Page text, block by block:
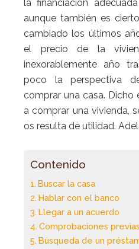
la financiación
aunque también es
cambiado los últimos
el precio de la
inexorablemente año
poco la perspectiva
comprar una casa. Dicho
a comprar una vivienda,
os resulta de utilidad.
Contenido
Buscar la casa
Hablar con el banco
Llegar a un acuerdo
Comprobaciones previas
Búsqueda de un